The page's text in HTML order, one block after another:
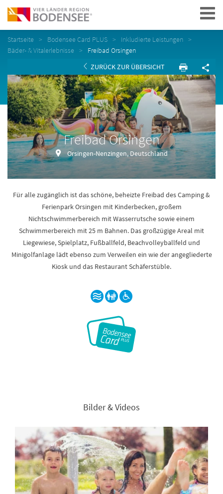
Navigation
Startseite Bodensee Card PLUS
Inkludierte Leistungen
Bäder- & Vitalerlebnisse
Freibad Orsingen
ZURÜCK ZUR ÜBERSICHT
Freibad Orsingen
Orsingen-Nenzingen, Deutschland
Für alle zugänglich ist das schöne, beheizte Freibad des Camping &
Ferienpark Orsingen mit Kinderbecken, großem
Nichtschwimmerbereich mit Wasserrutsche sowie einem
Schwimmerbereich mit 25 m Bahnen. Das großzügige Areal mit
Liegewiese, Spielplatz, Fußballfeld, Beachvolleyballfeld und
Minigolfanlage lädt ebenso zum Verweilen ein wie der angegliederte
Kiosk und das Restaurant Schäferstüble.
Bilder & Videos